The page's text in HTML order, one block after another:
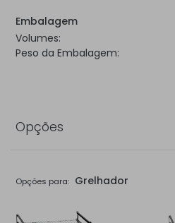
Embalagem
Volumes:
Peso da Embalagem:
Opções
Opções para: Grelhador